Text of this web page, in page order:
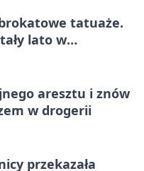
tatuaże.
lato w
aresztu i znów
w drogerii
przekazała